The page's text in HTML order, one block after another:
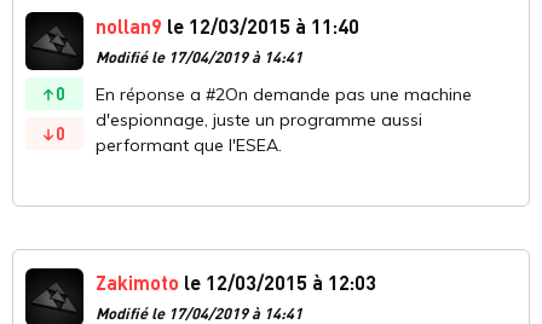
0
0
nollan9 le 12/03/2015 à 11:40
Modifié le 17/04/2019 à 14:41
En réponse a #2On demande pas une machine
d'espionnage, juste un programme aussi
performant que l'ESEA.
Zakimoto le 12/03/2015 à 12:03
Modifié le 17/04/2019 à 14:41